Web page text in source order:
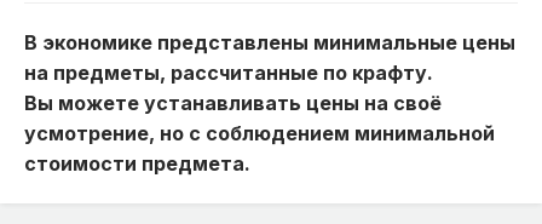
В экономике представлены минимальные цены
на предметы, рассчитанные по крафту.
Вы можете устанавливать цены на своё
усмотрение, но с соблюдением минимальной
стоимости предмета.